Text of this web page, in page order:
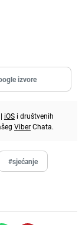
izvore
| iOS i društvenih
ViberChata.
#sjećanje